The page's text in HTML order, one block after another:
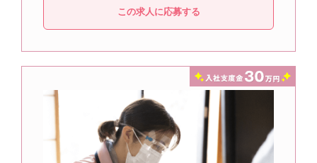
この求人に応募する